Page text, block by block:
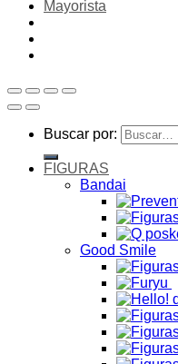
Mayorista
Buscar por:
FIGURAS
Bandai
Good Smile